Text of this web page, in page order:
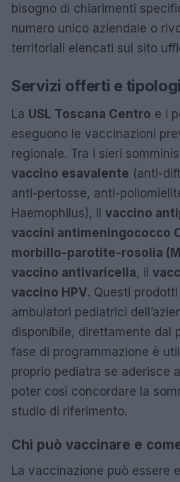
bisogno di chiarimenti
numero unico aziendale o
territoriali elencati sul sito
Servizi offerti e
La USL Toscana Centro e i
eseguono le vaccinazioni
regionale. Tra i sieri
vaccino esavalente (anti-
anti-pertosse, anti-
Haemophilus), il vaccino
vaccini antimeningococco
morbillo-parotite-rosolia
vaccino antivaricella, il
vaccino HPV. Questi
ambulatori pediatrici
disponibile, direttamente dal
fase di programmazione è
proprio pediatra se aderisce
poter così concordare la
studio di riferimento.
Chi può vaccinare e
La vaccinazione può essere